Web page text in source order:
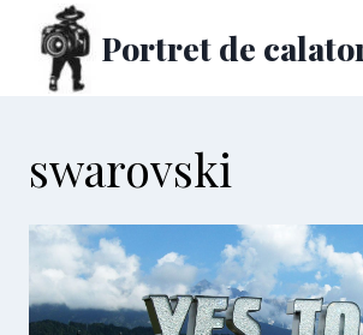
content
Portret de
swarovski